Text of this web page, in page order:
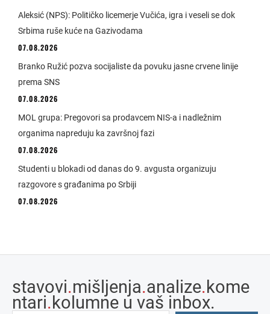
Aleksić (NPS): Političko licemerje Vučića, igra i veseli se dok
Srbima ruše kuće na Gazivodama
07.08.2026
Branko Ružić pozva socijaliste da povuku jasne crvene linije
prema SNS
07.08.2026
MOL grupa: Pregovori sa prodavcem NIS-a i nadležnim
organima napreduju ka završnoj fazi
07.08.2026
Studenti u blokadi od danas do 9. avgusta organizuju
razgovore s građanima po Srbiji
07.08.2026
stavovi.mišljenja.analize.kome
ntari.kolumne u vaš inbox.